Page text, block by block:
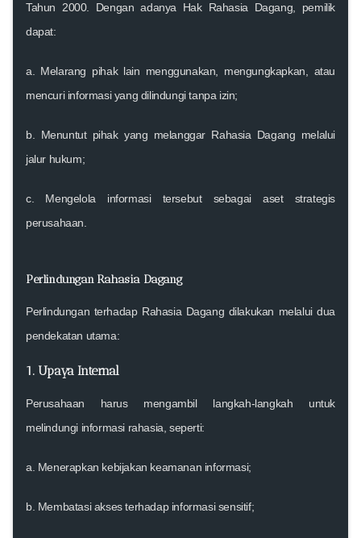
Tahun 2000. Dengan adanya Hak Rahasia Dagang, pemilik
dapat:
a. Melarang pihak lain menggunakan, mengungkapkan, atau
mencuri informasi yang dilindungi tanpa izin;
b. Menuntut pihak yang melanggar Rahasia Dagang melalui
jalur hukum;
c. Mengelola informasi tersebut sebagai aset strategis
perusahaan.
Perlindungan Rahasia Dagang
Perlindungan terhadap Rahasia Dagang dilakukan melalui dua
pendekatan utama:
1. Upaya Internal
Perusahaan harus mengambil langkah-langkah untuk
melindungi informasi rahasia, seperti:
a. Menerapkan kebijakan keamanan informasi;
b. Membatasi akses terhadap informasi sensitif;